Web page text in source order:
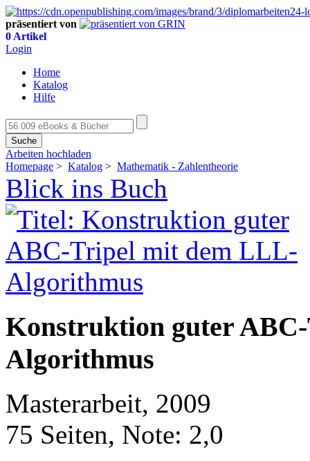
präsentiert von
0 Artikel
Login
Home
Katalog
Hilfe
Suche
Arbeiten hochladen
Homepage > Katalog > Mathematik - Zahlentheorie
Blick ins Buch
Konstruktion guter
Algorithmus
Masterarbeit, 2009
75 Seiten, Note: 2,0